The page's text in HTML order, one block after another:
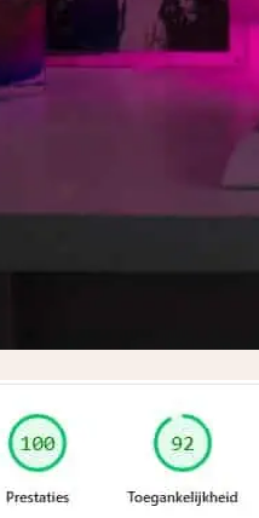
België of Nederland
. Hierdoor worden onze
een server die zo dicht
vertraging, en een
Insights en GTmetrix om
is namelijk geen